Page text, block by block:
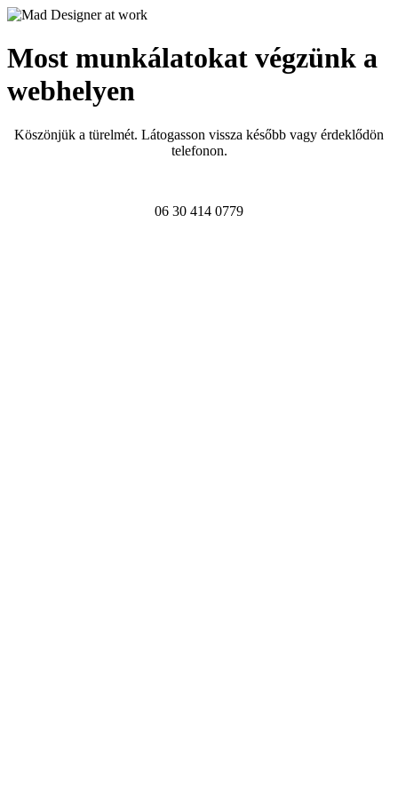
Most munkálatokat végzünk a
webhelyen
Köszönjük a türelmét. Látogasson vissza később vagy érdeklődön
telefonon.
06 30 414 0779